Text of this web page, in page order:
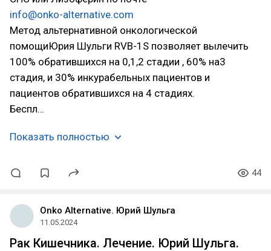
info@onko-alternative.com
Метод альтернативной онкологической
помощиЮрия Шульги RVB-1S позволяет вылечить
100% обратившихся на 0,1,2 стадии , 60% на3
стадия, и 30% инкурабельных пациентов и
пациентов обратившихся на 4 стадиях.
Беспл…
Показать полностью
44
Onko Alternative. Юрий Шульга
11.05.2024
Рак Кишечника. Лечение. Юрий Шульга.